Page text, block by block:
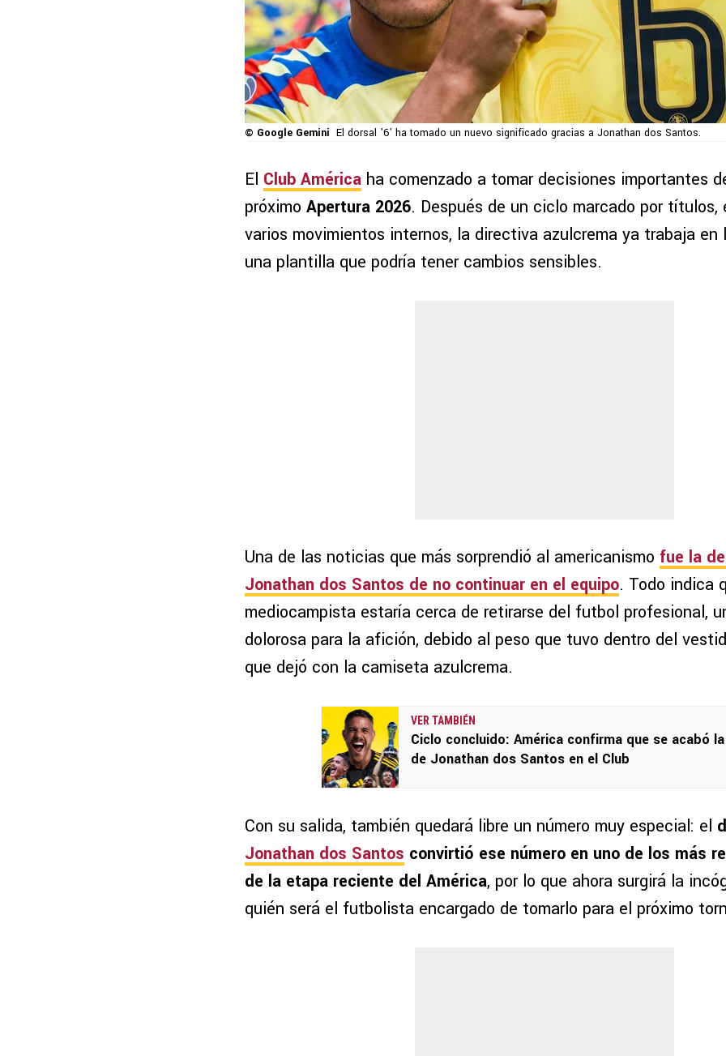
© Google Gemini El dorsal '6' ha tomado un nuevo significado gracias a Jonathan dos Santos.
El Club América ha comenzado a tomar decisiones importantes
próximo Apertura 2026. Después de un ciclo marcado por títulos,
varios movimientos internos, la directiva azulcrema ya trabaja en
una plantilla que podría tener cambios sensibles.
Una de las noticias que más sorprendió al americanismo fue la
Jonathan dos Santos de no continuar en el equipo. Todo indica
mediocampista estaría cerca de retirarse del futbol profesional,
dolorosa para la afición, debido al peso que tuvo dentro del
que dejó con la camiseta azulcrema.
VER TAMBIÉN
Ciclo concluido: América confirma que se acabó
de Jonathan dos Santos en el Club
Con su salida, también quedará libre un número muy especial: el
Jonathan dos Santos convirtió ese número en uno de los más
de la etapa reciente del América, por lo que ahora surgirá la
quién será el futbolista encargado de tomarlo para el próximo